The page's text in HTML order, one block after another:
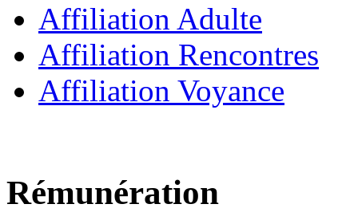
Affiliation Adulte
Affiliation Rencontres
Affiliation Voyance
Rémunération